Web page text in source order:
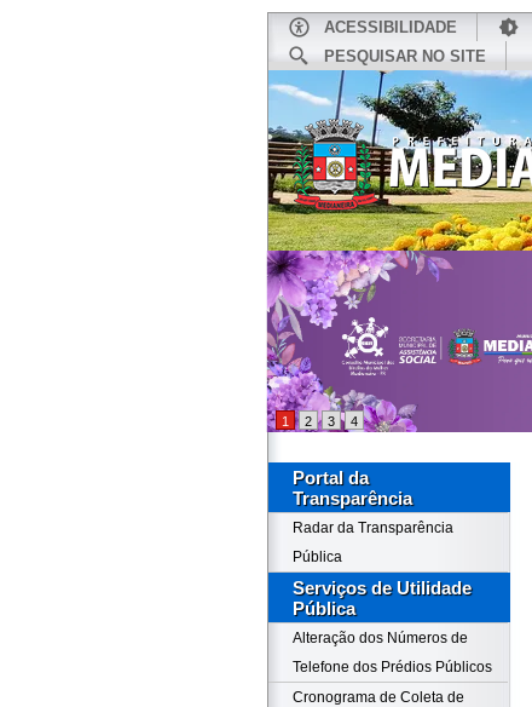
ACESSIBILIDADE
PESQUISAR NO SITE
1 2 3 4
Portal da
Transparência
Radar da Transparência
Pública
Serviços de Utilidade
Pública
Alteração dos Números de
Telefone dos Prédios Públicos
Cronograma de Coleta de